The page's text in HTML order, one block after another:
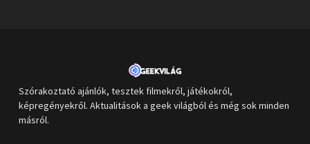
Szórakoztató ajánlók, tesztek filmekről, játékokról,
képregényekről. Aktualitások a geek világból és még sok minden
másról.